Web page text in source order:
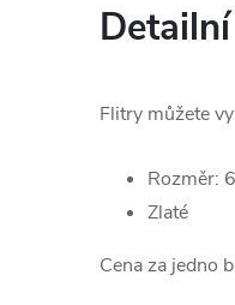
Flitry můžete
Rozměr:
Zlaté
Cena za jedno